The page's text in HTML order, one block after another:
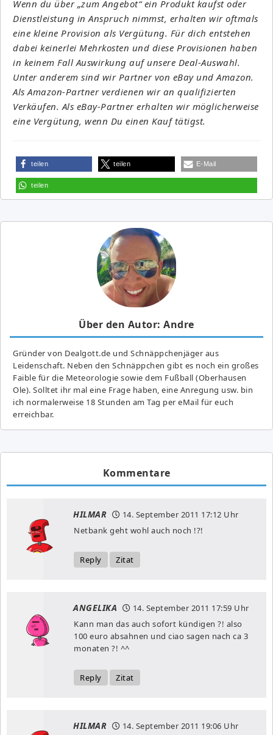
Wenn du über „zum Angebot“ ein Produkt kaufst oder
Dienstleistung in Anspruch nimmst, erhalten wir oftmals
eine kleine Provision als Vergütung. Für dich entstehen
dabei keinerlei Mehrkosten und diese Provisionen haben
in keinem Fall Auswirkung auf unsere Deal-Auswahl.
Unter anderem sind wir Partner von eBay und Amazon.
Als Amazon-Partner verdienen wir an qualifizierten
Verkäufen. Als eBay-Partner erhalten wir möglicherweise
eine Vergütung, wenn Du einen Kauf tätigst.
teilen teilen E-Mail
teilen
Über den Autor: Andre
Gründer von Dealgott.de und Schnäppchenjäger aus
Leidenschaft. Neben den Schnäppchen gibt es noch ein großes
Fai­ble für die Meteorologie sowie dem Fußball (Oberhausen
Ole). Solltet ihr mal eine Frage haben, eine Anregung usw. bin
ich normalerweise 18 Stunden am Tag per eMail für euch
erreichbar.
Kommentare
HILMAR 14. September 2011 17:12 Uhr
Netbank geht wohl auch noch !?!
Reply Zitat
ANGELIKA 14. September 2011 17:59 Uhr
Kann man das auch sofort kündigen ?! also
100 euro absahnen und ciao sagen nach ca 3
monaten ?! ^^
Reply Zitat
HILMAR 14. September 2011 19:06 Uhr